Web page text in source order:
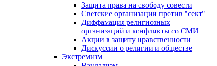
Защита права на свободу совести
Светские организации против "сект"
Диффамация религиозных
организаций и конфликты со СМИ
Акции в защиту нравственности
Дискуссии о религии и обществе
Экстремизм